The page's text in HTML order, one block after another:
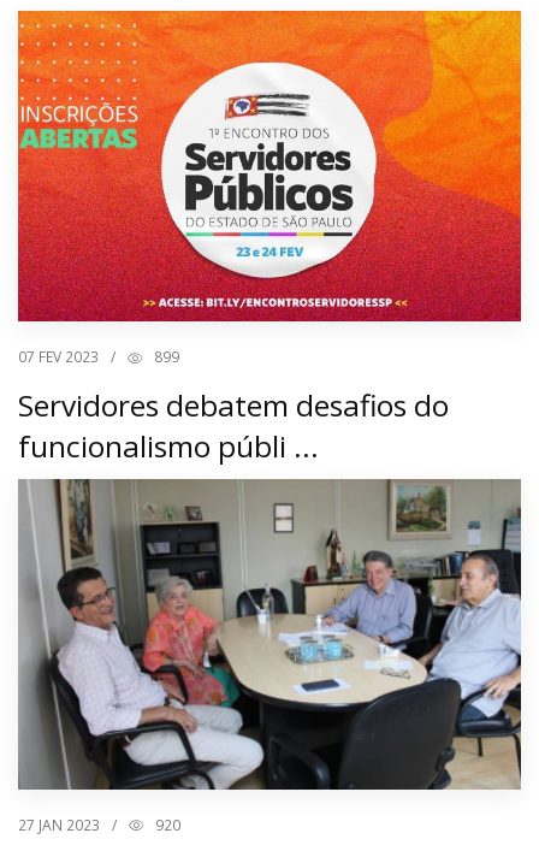
07 FEV 2023 / 899
Servidores debatem desafios do
funcionalismo públi ...
27 JAN 2023 / 920